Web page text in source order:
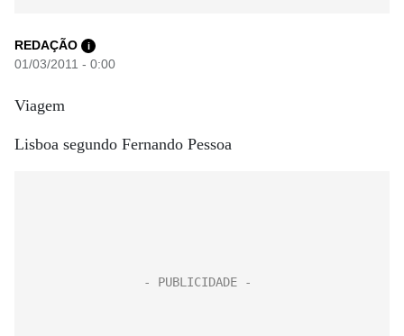
REDAÇÃO i
01/03/2011 - 0:00
Viagem
Lisboa segundo Fernando Pessoa